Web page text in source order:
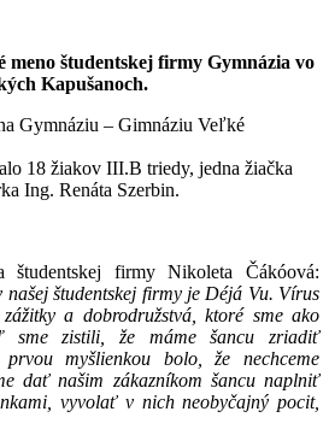
meno študentskej firmy Gymnázia vo
Kapušanoch.
Gymnáziu – Gimnáziu Veľké
18 žiakov III.B triedy, jedna žiačka
Ing. Renáta Szerbin.
študentskej firmy Nikoleta Čákóová:
našej študentskej firmy je Déjá Vu. Vírus
a dobrodružstvá, ktoré sme ako
sme zistili, že máme šancu zriadiť
myšlienkou bolo, že nechceme
dať našim zákazníkom šancu naplniť
vyvolať v nich neobyčajný pocit,